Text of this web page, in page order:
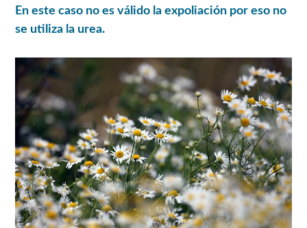
En este caso no es válido la expoliación por eso no
se utiliza la urea.